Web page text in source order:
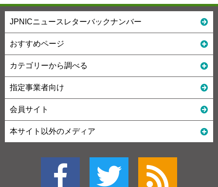
JPNICニュースレターバックナンバー
おすすめページ
カテゴリーから調べる
指定事業者向け
会員サイト
本サイト以外のメディア